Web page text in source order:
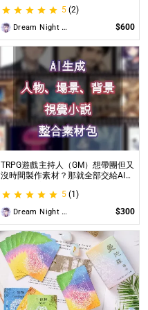
驗桌上型角色扮演遊戲（TRPG）的
玩家所開設的體驗項目。
5 (2)
Dream Night Butterfly $600
TRPG遊戲主持人（GM）想帶團但又
沒時間製作素材？那就全部交給AI來
TRPG主持人（GM）們所開設的項
目，主要是為了讓主持人能少準備一
些東西。
5 (1)
Dream Night Butterfly $300